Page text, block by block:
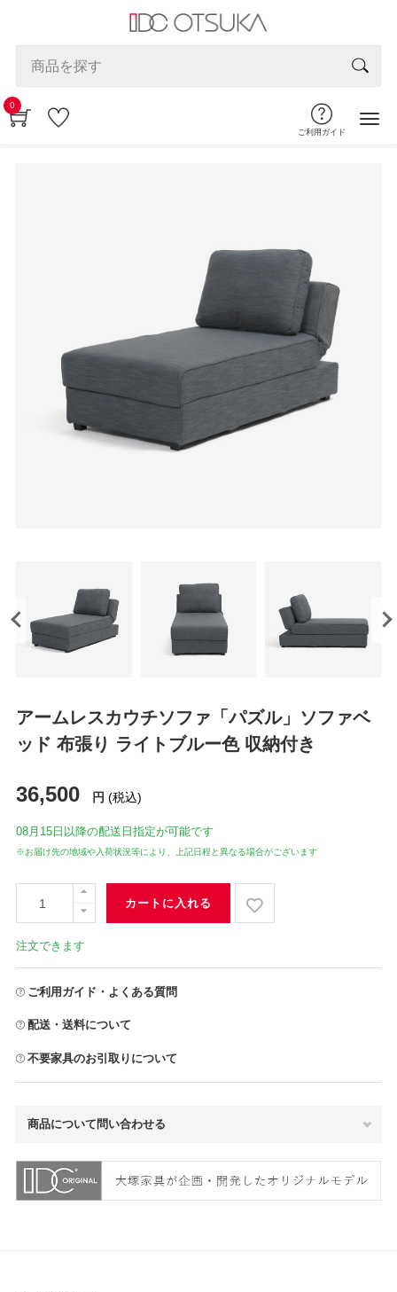
0
ご利用ガイド
アームレスカウチソファ「パズル」ソファベ
ッド 布張り ライトブルー色 収納付き
36,500 円 (税込)
08月15日 以降の配送日指定が可能です
※お届け先の地域や入荷状況等により、上記日程と異なる場合がございます
カートに入れる
注文できます
ご利用ガイド・よくある質問
配送・送料について
不要家具のお引取りについて
商品について問い合わせる